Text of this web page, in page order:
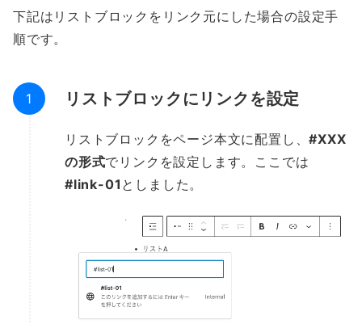
下記はリストブロックをリンク元にした場合の設定手
順です。
リストブロックにリンクを設定
リストブロックをページ本文に配置し、#XXX
の形式でリンクを設定します。ここでは
#link-01 としました。